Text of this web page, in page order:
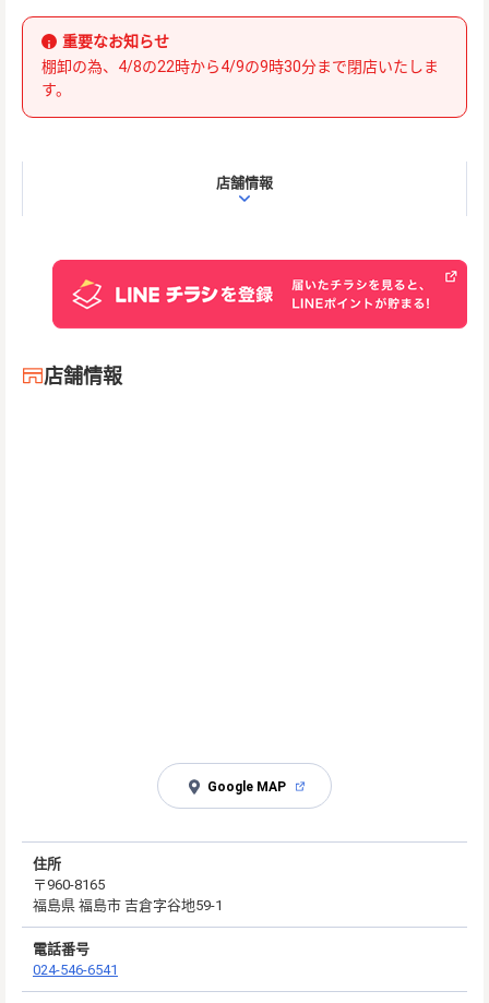
重要なお知らせ
棚卸の為、4/8の22時から4/9の9時30分まで閉店いたしま
す。
店舗情報
店舗情報
Google MAP
住所
〒960-8165
福島県 福島市 吉倉字谷地59-1
電話番号
024-546-6541